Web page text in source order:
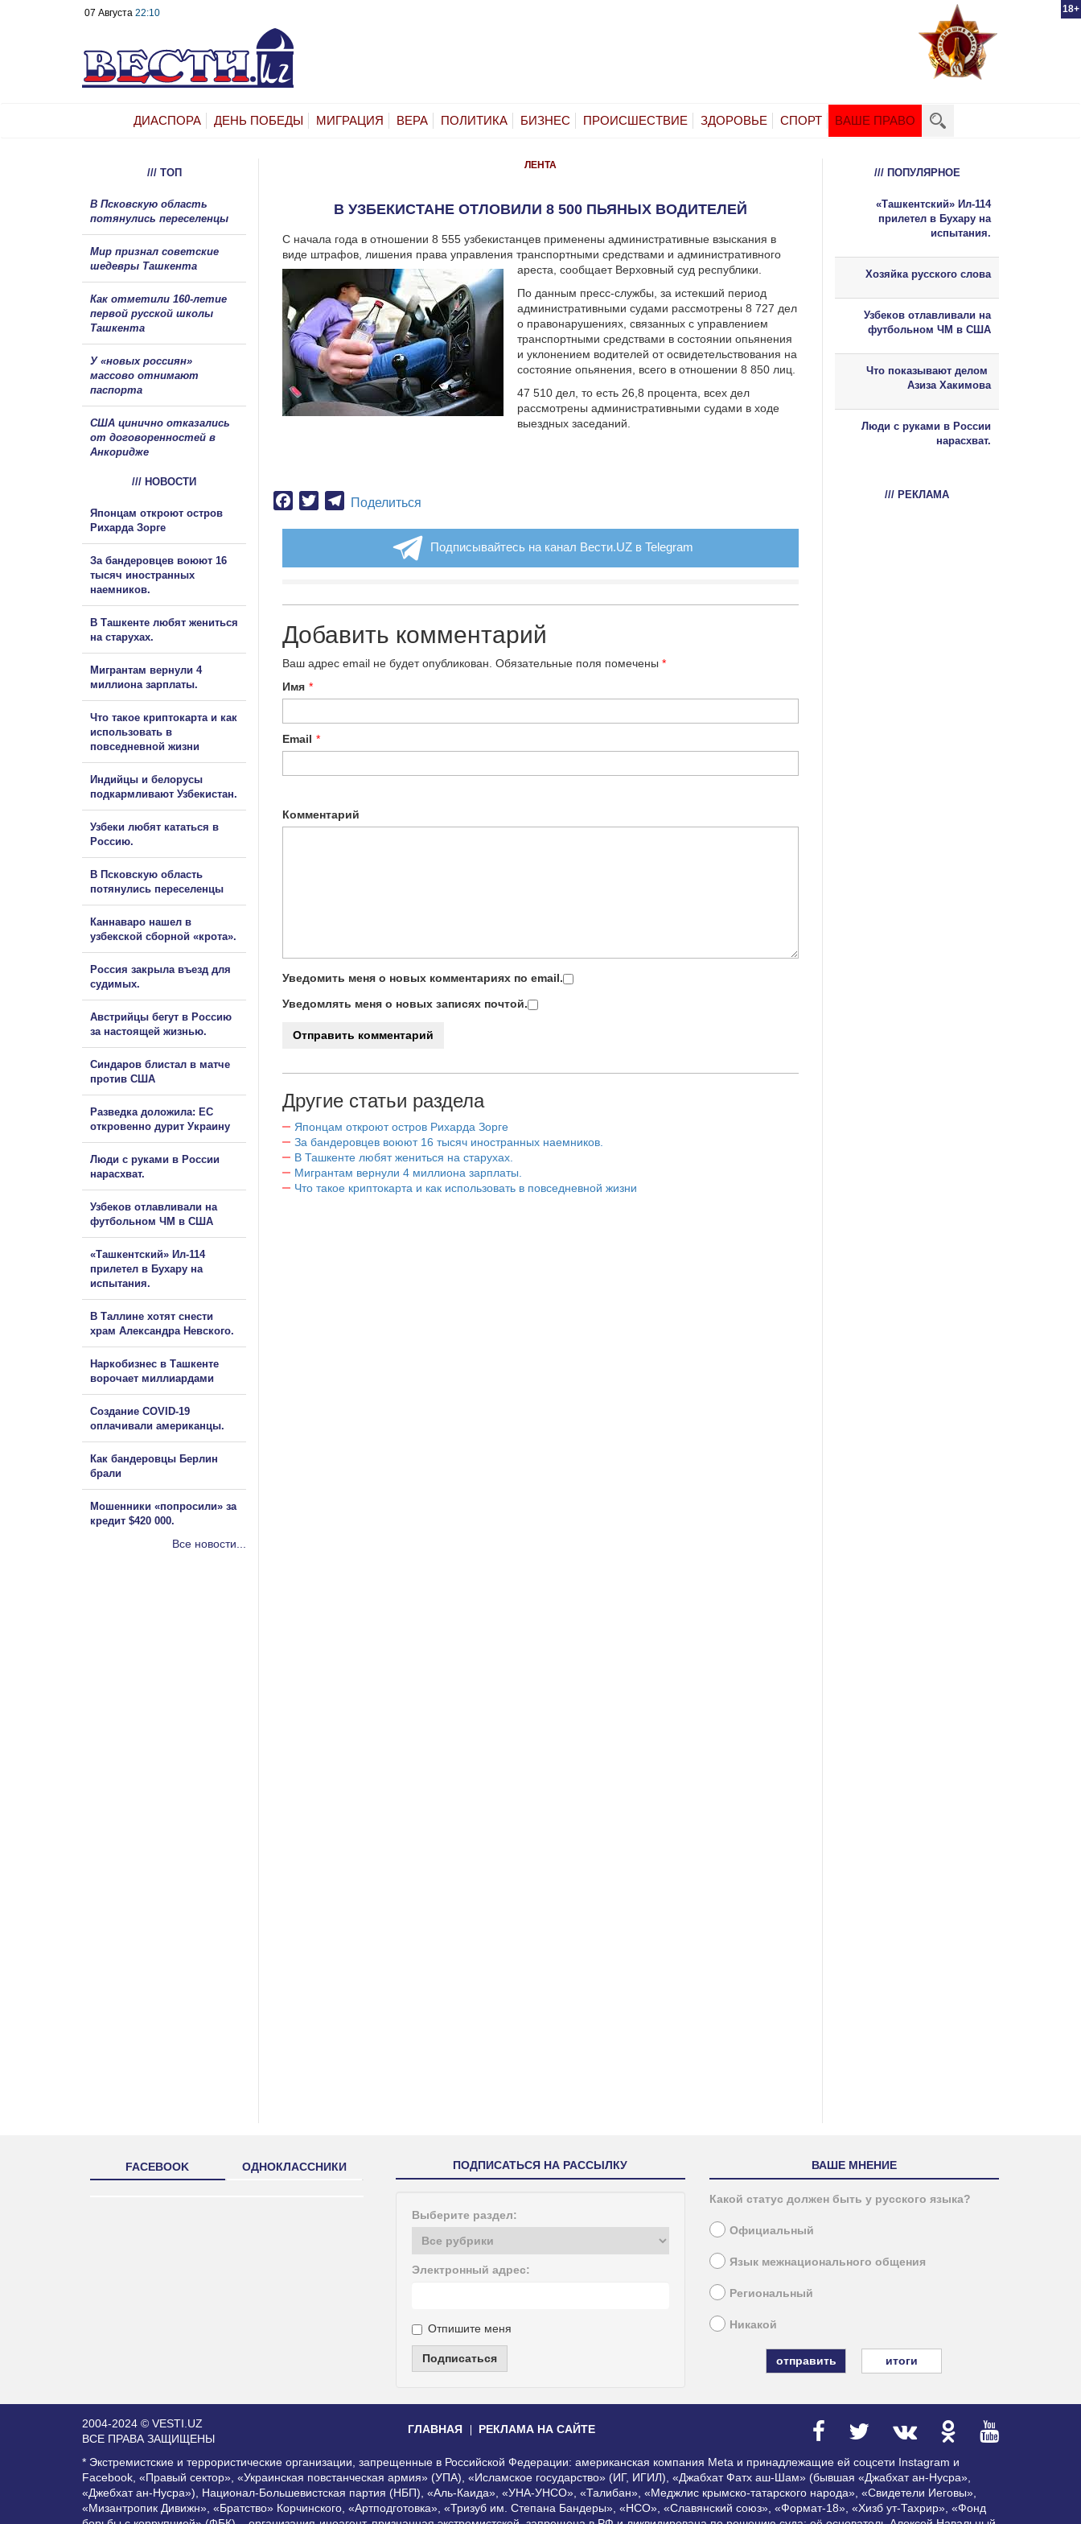
18+
07 Августа 22:10
ДИАСПОРА ДЕНЬ ПОБЕДЫ МИГРАЦИЯ ВЕРА ПОЛИТИКА БИЗНЕС ПРОИСШЕСТВИЕ ЗДОРОВЬЕ СПОРТ ВАШЕ ПРАВО
ЛЕНТА
В УЗБЕКИСТАНЕ ОТЛОВИЛИ 8 500 ПЬЯНЫХ ВОДИТЕЛЕЙ
С начала года в отношении 8 555 узбекистанцев применены административные взыскания в
виде штрафов, лишения права управления транспортными средствами и административного
ареста, сообщает Верховный суд республики.
По данным пресс-службы, за истекший период
административными судами рассмотрены 8 727 дел
о правонарушениях, связанных с управлением
транспортными средствами в состоянии опьянения
и уклонением водителей от освидетельствования на
состояние опьянения, всего в отношении 8 850 лиц.
47 510 дел, то есть 26,8 процента, всех дел
рассмотрены административными судами в ходе
выездных заседаний.
Facebook
TwitterTelegram
Поделиться
Подписывайтесь на канал Вести.UZ в Telegram
Добавить комментарий
Ваш адрес email не будет опубликован. Обязательные поля помечены *
Имя *
Email *
Комментарий
Уведомить меня о новых комментариях по email.
Уведомлять меня о новых записях почтой.
Другие статьи раздела
Японцам откроют остров Рихарда Зорге
За бандеровцев воюют 16 тысяч иностранных наемников.
В Ташкенте любят жениться на старухах.
Мигрантам вернули 4 миллиона зарплаты.
Что такое криптокарта и как использовать в повседневной жизни
/// ТОП
В Псковскую область
потянулись переселенцы
Мир признал советские
шедевры Ташкента
Как отметили 160-летие
первой русской школы
Ташкента
У «новых россиян»
массово отнимают
паспорта
США цинично отказались
от договоренностей в
Анкоридже
/// НОВОСТИ
Японцам откроют остров
Рихарда Зорге
За бандеровцев воюют 16
тысяч иностранных
наемников.
В Ташкенте любят жениться
на старухах.
Мигрантам вернули 4
миллиона зарплаты.
Что такое криптокарта и как
использовать в
повседневной жизни
Индийцы и белорусы
подкармливают Узбекистан.
Узбеки любят кататься в
Россию.
В Псковскую область
потянулись переселенцы
Каннаваро нашел в
узбекской сборной «крота».
Россия закрыла въезд для
судимых.
Австрийцы бегут в Россию
за настоящей жизнью.
Синдаров блистал в матче
против США
Разведка доложила: ЕС
откровенно дурит Украину
Люди с руками в России
нарасхват.
Узбеков отлавливали на
футбольном ЧМ в США
«Ташкентский» Ил-114
прилетел в Бухару на
испытания.
В Таллине хотят снести
храм Александра Невского.
Наркобизнес в Ташкенте
ворочает миллиардами
Создание COVID-19
оплачивали американцы.
Как бандеровцы Берлин
брали
Мошенники «попросили» за
кредит $420 000.
Все новости...
/// ПОПУЛЯРНОЕ
«Ташкентский» Ил-114
прилетел в Бухару на
испытания.
Хозяйка русского слова
Узбеков отлавливали на
футбольном ЧМ в США
Что показывают делом
Азиза Хакимова
Люди с руками в России
нарасхват.
/// РЕКЛАМА
FACEBOOK ОДНОКЛАССНИКИ ПОДПИСАТЬСЯ НА РАССЫЛКУ
Выберите раздел:
Электронный адрес:
Отпишите меня
Подписаться
ВАШЕ МНЕНИЕ
Какой статус должен быть у русского языка?
Официальный
Язык межнационального общения
Региональный
Никакой
итоги
2004-2024 © VESTI.UZ
ВСЕ ПРАВА ЗАЩИЩЕНЫ
ГЛАВНАЯ РЕКЛАМА НА САЙТЕ
* Экстремистские и террористические организации, запрещенные в Российской Федерации: американская компания Meta и принадлежащие ей соцсети Instagram и
Facebook, «Правый сектор», «Украинская повстанческая армия» (УПА), «Исламское государство» (ИГ, ИГИЛ), «Джабхат Фатх аш-Шам» (бывшая «Джабхат ан-Нусра»,
«Джебхат ан-Нусра»), Национал-Большевистская партия (НБП), «Аль-Каида», «УНА-УНСО», «Талибан», «Меджлис крымско-татарского народа», «Свидетели Иеговы»,
«Мизантропик Дивижн», «Братство» Корчинского, «Артподготовка», «Тризуб им. Степана Бандеры», «НСО», «Славянский союз», «Формат-18», «Хизб ут-Тахрир», «Фонд